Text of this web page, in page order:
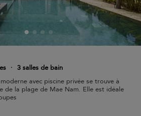
· 3 salles de bain
avec piscine privée se trouve à
de la plage de Mae Nam. Elle est idéale